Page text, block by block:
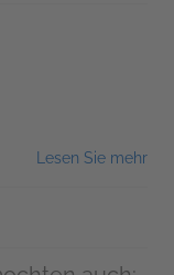
Lesen Sie mehr